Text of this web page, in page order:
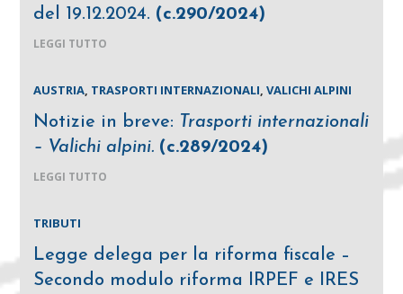
del 19.12.2024. (c.290/2024)
LEGGI TUTTO
AUSTRIA, TRASPORTI INTERNAZIONALI,VALICHI ALPINI
Notizie in breve: Trasporti internazionali
– Valichi alpini. (c.289/2024)
LEGGI TUTTO
TRIBUTI
Legge delega per la riforma fiscale –
Secondo modulo riforma IRPEF e IRES